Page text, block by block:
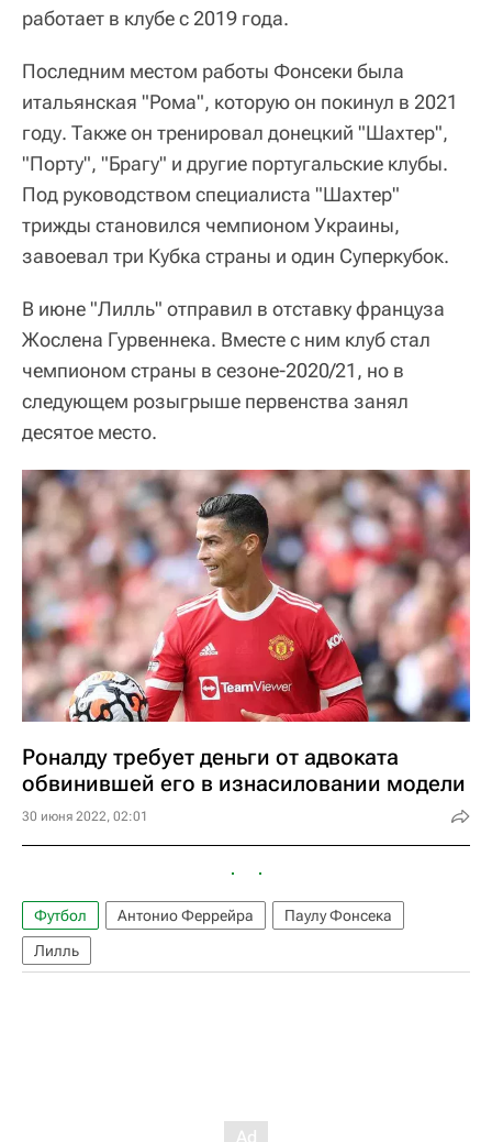
работает в клубе с 2019 года.
Последним местом работы Фонсеки была
итальянская "Рома", которую он покинул в 2021
году. Также он тренировал донецкий "Шахтер",
"Порту", "Брагу" и другие португальские клубы.
Под руководством специалиста "Шахтер"
трижды становился чемпионом Украины,
завоевал три Кубка страны и один Суперкубок.
В июне "Лилль" отправил в отставку француза
Жослена Гурвеннека. Вместе с ним клуб стал
чемпионом страны в сезоне-2020/21, но в
следующем розыгрыше первенства занял
десятое место.
Роналду требует деньги от адвоката
обвинившей его в изнасиловании модели
30 июня 2022, 02:01
Футбол Антонио Феррейра
Паулу Фонсека
Лилль